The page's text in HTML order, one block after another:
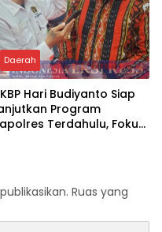
Daerah
Hari Budiyanto Siap
Program
Terdahulu, Fokus
Ruas yang